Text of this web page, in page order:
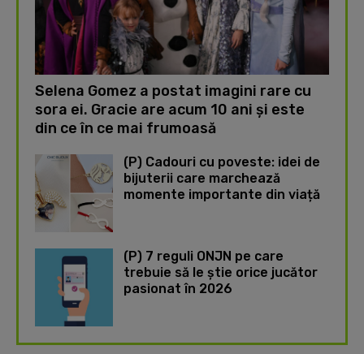
Selena Gomez a postat imagini rare cu
sora ei. Gracie are acum 10 ani și este
din ce în ce mai frumoasă
(P) Cadouri cu poveste: idei de
bijuterii care marchează
momente importante din viață
(P) 7 reguli ONJN pe care
trebuie să le știe orice jucător
pasionat în 2026